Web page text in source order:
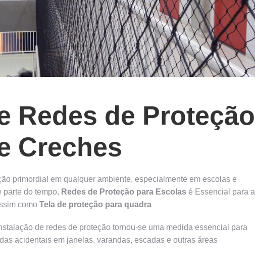
Redes de Proteção
Creches
primordial em qualquer ambiente, especialmente em escolas e
parte do tempo, Redes de Proteção para Escolas é Essencial para a
como Tela de proteção para quadra
de redes de proteção tornou-se uma medida essencial para
acidentais em janelas, varandas, escadas e outras áreas